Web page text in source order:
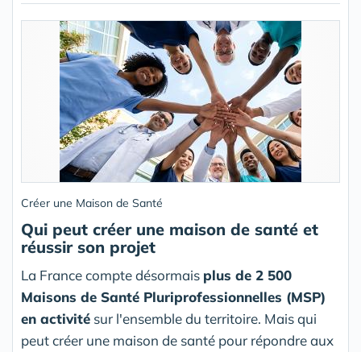
Créer une Maison de Santé
Qui peut créer une maison de santé et
réussir son projet
La France compte désormais plus de 2 500
Maisons de Santé Pluriprofessionnelles (MSP)
en activité sur l'ensemble du territoire. Mais qui
peut créer une maison de santé pour répondre aux